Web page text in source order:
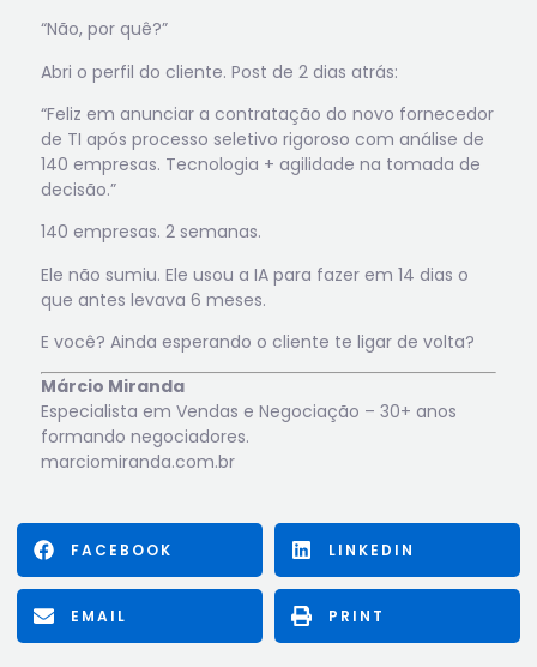
“Não, por quê?”
Abri o perfil do cliente. Post de 2 dias atrás:
“Feliz em anunciar a contratação do novo fornecedor
de TI após processo seletivo rigoroso com análise de
140 empresas. Tecnologia + agilidade na tomada de
decisão.”
140 empresas. 2 semanas.
Ele não sumiu. Ele usou a IA para fazer em 14 dias o
que antes levava 6 meses.
E você? Ainda esperando o cliente te ligar de volta?
Márcio Miranda
Especialista em Vendas e Negociação – 30+ anos
formando negociadores.
marciomiranda.com.br
FACEBOOK LINKEDIN
EMAIL PRINT